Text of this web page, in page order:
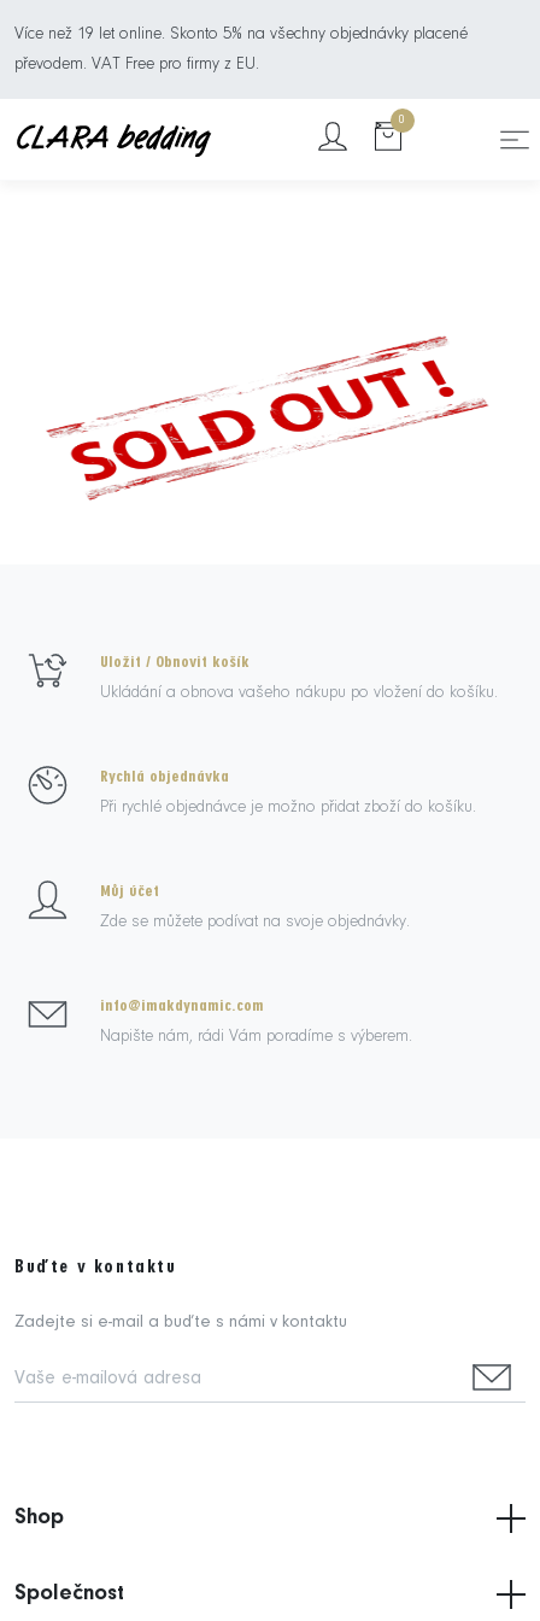
Více než 19 let online. Skonto 5% na všechny objednávky placené
převodem. VAT Free pro firmy z EU.
0
Uložit / Obnovit košík
Ukládání a obnova vašeho nákupu po vložení do košíku.
Rychlá objednávka
Při rychlé objednávce je možno přidat zboží do košíku.
Můj účet
Zde se můžete podívat na svoje objednávky.
info@imakdynamic.com
Napište nám, rádi Vám poradíme s výberem.
Buďte v kontaktu
Zadejte si e-mail a buďte s námi v kontaktu
Shop
Společnost